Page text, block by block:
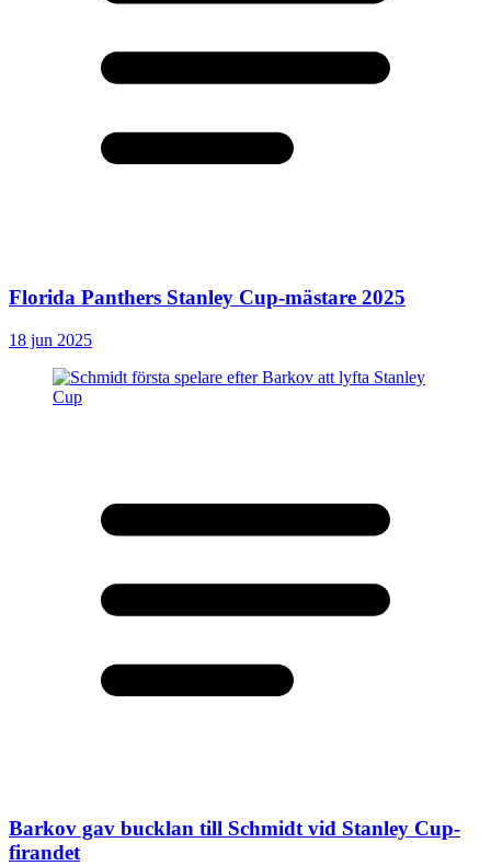
Florida Panthers Stanley Cup-mästare 2025
18 jun 2025
Barkov gav bucklan till Schmidt vid Stanley Cup-
firandet